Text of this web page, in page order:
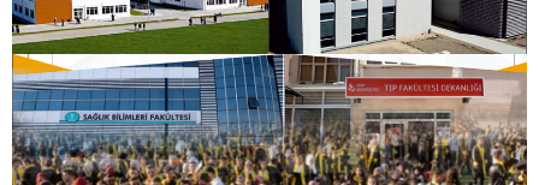
ERUH
BAYKAN
PERVARI
ŞIRVAN